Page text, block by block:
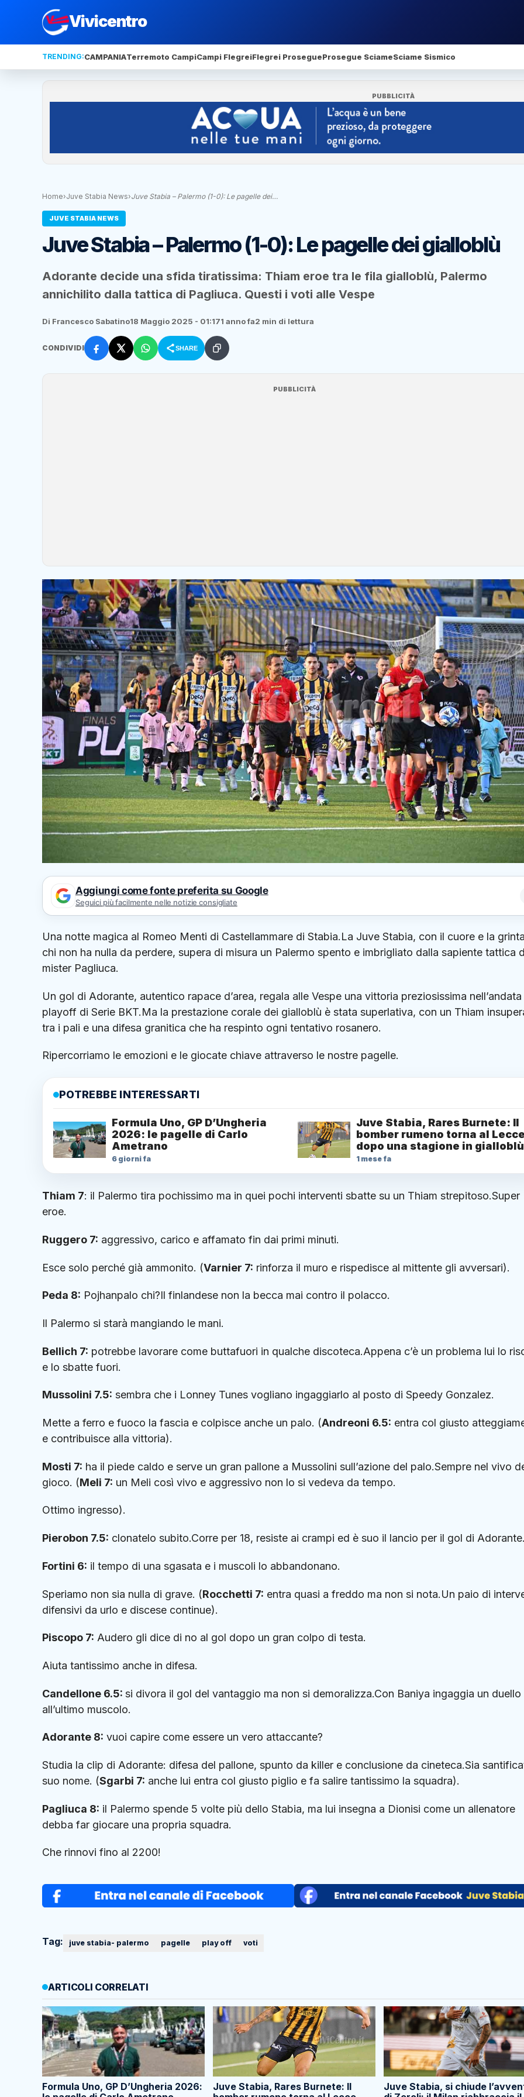
Vivicentro
TRENDING:CAMPANIATerremoto CampiCampi FlegreiFlegrei ProsegueProsegue SciameSciame Sismico
PUBBLICITÀ
Home›Juve Stabia News›Juve Stabia – Palermo (1-0): Le pagelle dei…
JUVE STABIA NEWS
Juve Stabia – Palermo (1-0): Le pagelle dei gialloblù
Adorante decide una sfida tiratissima: Thiam eroe tra le fila gialloblù, Palermo
annichilito dalla tattica di Pagliuca. Questi i voti alle Vespe
Di Francesco Sabatino18 Maggio 2025 - 01:171 anno fa2 min di lettura
CONDIVIDI SHARE
PUBBLICITÀ
Aggiungi come fonte preferita su Google
Seguici più facilmente nelle notizie consigliate
Una notte magica al Romeo Menti di Castellammare di Stabia.La Juve Stabia, con il cuore e la
chi non ha nulla da perdere, supera di misura un Palermo spento e imbrigliato dalla sapiente tattica
mister Pagliuca.
Un gol di Adorante, autentico rapace d’area, regala alle Vespe una vittoria preziosissima
playoff di Serie BKT.Ma la prestazione corale dei gialloblù è stata superlativa, con un Thiam
tra i pali e una difesa granitica che ha respinto ogni tentativo rosanero.
Ripercorriamo le emozioni e le giocate chiave attraverso le nostre pagelle.
POTREBBE INTERESSARTI
Formula Uno, GP D’Ungheria
2026: le pagelle di Carlo
Ametrano
6 giorni fa
Juve Stabia, Rares Burnete: Il
bomber rumeno torna al
dopo una stagione in gialloblù
1 mese fa
Thiam 7: il Palermo tira pochissimo ma in quei pochi interventi sbatte su un Thiam strepitoso.Super
eroe.
Ruggero 7: aggressivo, carico e affamato fin dai primi minuti.
Esce solo perché già ammonito. (Varnier 7: rinforza il muro e rispedisce al mittente gli avversari).
Peda 8: Pojhanpalo chi?Il finlandese non la becca mai contro il polacco.
Il Palermo si starà mangiando le mani.
Bellich 7: potrebbe lavorare come buttafuori in qualche discoteca.Appena c’è un problema lui lo
e lo sbatte fuori.
Mussolini 7.5: sembra che i Lonney Tunes vogliano ingaggiarlo al posto di Speedy Gonzalez.
Mette a ferro e fuoco la fascia e colpisce anche un palo. (Andreoni 6.5: entra col giusto
e contribuisce alla vittoria).
Mosti 7: ha il piede caldo e serve un gran pallone a Mussolini sull’azione del palo.Sempre nel vivo
gioco. (Meli 7: un Meli così vivo e aggressivo non lo si vedeva da tempo.
Ottimo ingresso).
Pierobon 7.5: clonatelo subito.Corre per 18, resiste ai crampi ed è suo il lancio per il gol di
Fortini 6: il tempo di una sgasata e i muscoli lo abbandonano.
Speriamo non sia nulla di grave. (Rocchetti 7: entra quasi a freddo ma non si nota.Un paio di
difensivi da urlo e discese continue).
Piscopo 7: Audero gli dice di no al gol dopo un gran colpo di testa.
Aiuta tantissimo anche in difesa.
Candellone 6.5: si divora il gol del vantaggio ma non si demoralizza.Con Baniya ingaggia un duello
all’ultimo muscolo.
Adorante 8: vuoi capire come essere un vero attaccante?
Studia la clip di Adorante: difesa del pallone, spunto da killer e conclusione da cineteca.Sia
suo nome. (Sgarbi 7: anche lui entra col giusto piglio e fa salire tantissimo la squadra).
Pagliuca 8: il Palermo spende 5 volte più dello Stabia, ma lui insegna a Dionisi come un allenatore
debba far giocare una propria squadra.
Che rinnovi fino al 2200!
Tag: juve stabia- palermo pagelle play off voti
ARTICOLI CORRELATI
Formula Uno, GP D’Ungheria 2026:
Juve Stabia, Rares Burnete: Il
Juve Stabia, si chiude